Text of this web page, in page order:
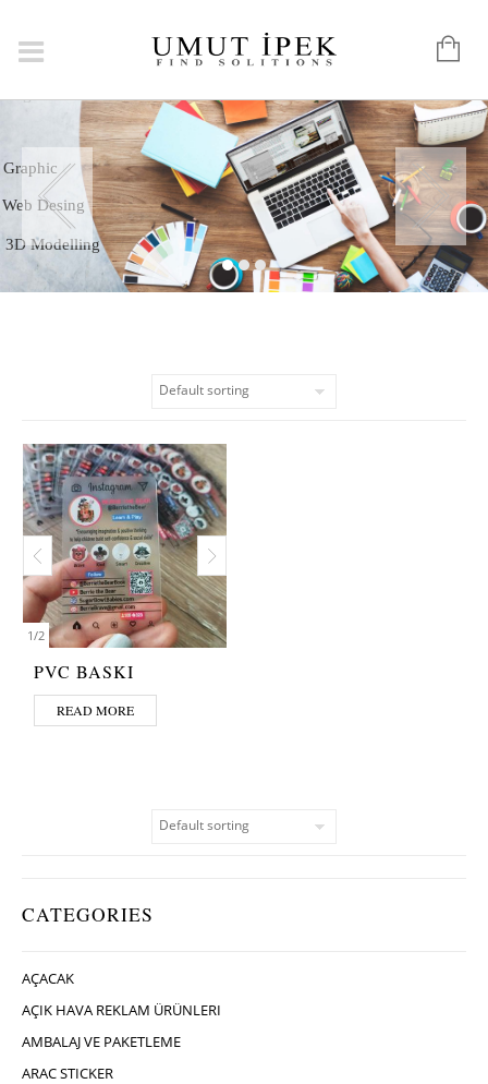
3D Modelling
Graphic
Web Desing
CATEGORIES
AÇACAK
AÇIK HAVA REKLAM ÜRÜNLERI
AMBALAJ VE PAKETLEME
ARAC STICKER
1/2
PVC BASKI
READ MORE